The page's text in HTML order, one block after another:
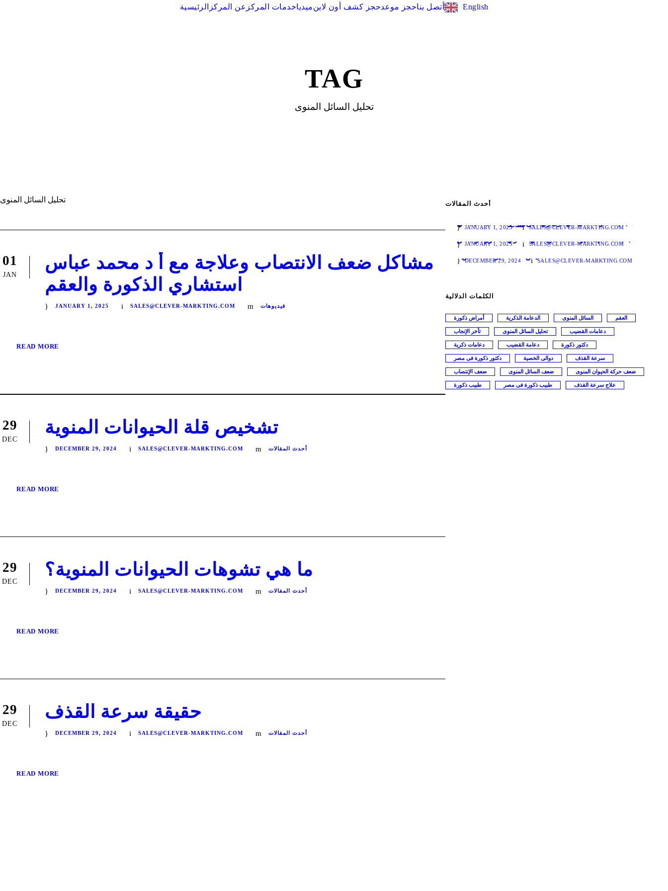
الرئيسية عن المركز خدمات المركزميدياحجز كشف أون لاينحجز موعدأتصل بنا English
TAG
تحليل السائل المنوى
تحليل السائل المنوى
01
JAN
مشاكل ضعف الانتصاب وعلاجة مع أ د محمد عباس
استشاري الذكورة والعقم
JANUARY 1, 2025 SALES@CLEVER-MARKTING.COM فيديوهات
READ MORE
29
DEC
تشخيص قلة الحيوانات المنوية
DECEMBER 29, 2024 SALES@CLEVER-MARKTING.COM أحدث المقالات
READ MORE
29
DEC
ما هي تشوهات الحيوانات المنوية؟
DECEMBER 29, 2024 SALES@CLEVER-MARKTING.COM أحدث المقالات
READ MORE
29
DEC
حقيقة سرعة القذف
DECEMBER 29, 2024 SALES@CLEVER-MARKTING.COM أحدث المقالات
READ MORE
أحدث المقالات
JANUARY 1, 2025 SALES@CLEVER-MARKTING.COM
JANUARY 1, 2025 SALES@CLEVER-MARKTING.COM
DECEMBER 29, 2024 SALES@CLEVER-MARKTING.COM
الكلمات الدلالية
أمراض ذكورة الدعامة الذكرية السائل المنوى العقم
تأخر الإنجاب تحليل السائل المنوى دعامات القضيب
دعامات ذكرية دعامة القضيب دكتور ذكورة
دكتور ذكورة فى مصر دوالى الخصية سرعة القذف
ضعف الإنتصاب ضعف السائل المنوى ضعف حركة الحيوان المنوى
طبيب ذكورة طبيب ذكورة فى مصر علاج سرعة القذف